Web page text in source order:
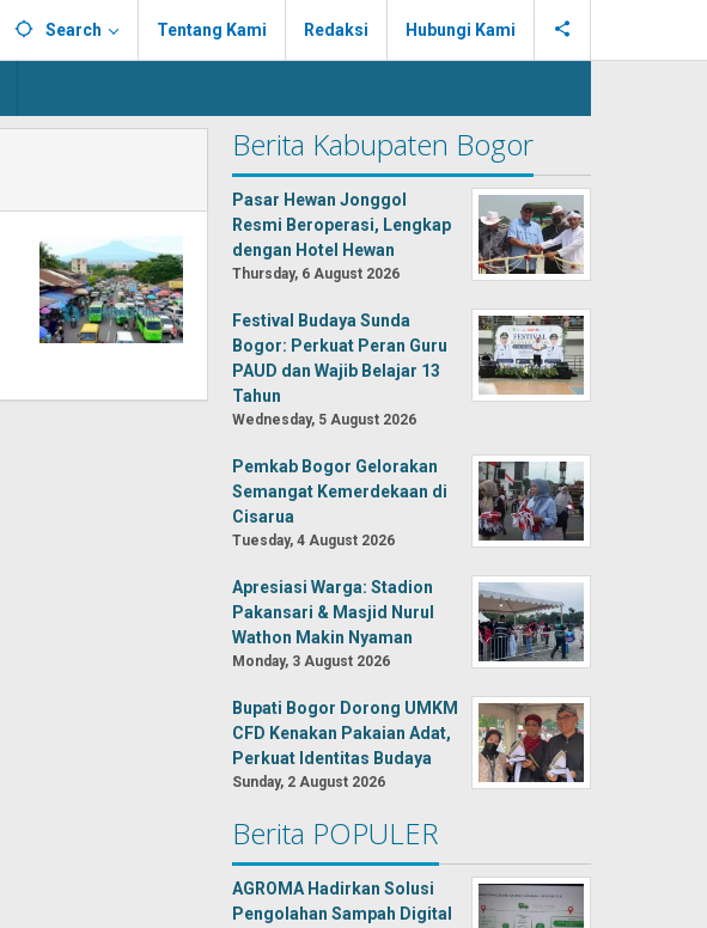
Search Tentang Kami Redaksi Hubungi Kami
Berita Kabupaten Bogor
Pasar Hewan Jonggol
Resmi Beroperasi, Lengkap
dengan Hotel Hewan
Thursday, 6 August 2026
Festival Budaya Sunda
Bogor: Perkuat Peran Guru
PAUD dan Wajib Belajar 13
Tahun
Wednesday, 5 August 2026
Pemkab Bogor Gelorakan
Semangat Kemerdekaan di
Cisarua
Tuesday, 4 August 2026
Apresiasi Warga: Stadion
Pakansari & Masjid Nurul
Wathon Makin Nyaman
Monday, 3 August 2026
Bupati Bogor Dorong UMKM
CFD Kenakan Pakaian Adat,
Perkuat Identitas Budaya
Sunday, 2 August 2026
Berita POPULER
AGROMA Hadirkan Solusi
Pengolahan Sampah Digital